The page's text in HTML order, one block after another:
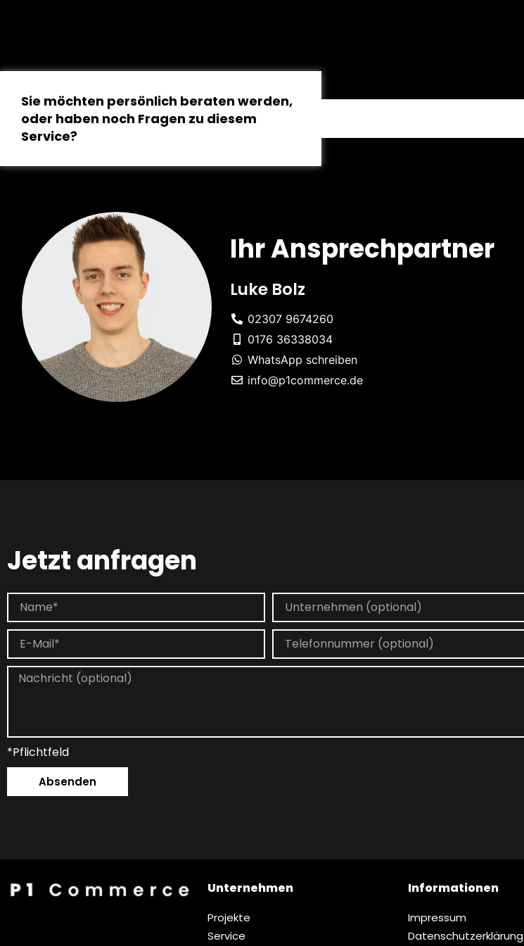
Sie möchten persönlich beraten werden,
oder haben noch Fragen zu diesem
Service?
Ihr Ansprechpartner
Luke Bolz
02307 9674260
0176 36338034
WhatsApp schreiben
info@p1commerce.de
Jetzt anfragen
*Pflichtfeld
Absenden
Unternehmen
Projekte
Service
Informationen
Impressum
Datenschutz­erklärung